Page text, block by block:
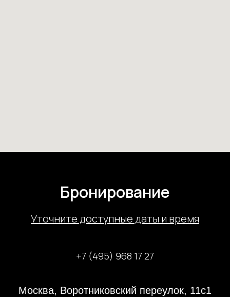
Бронирование
Уточните доступные даты и время
+7 (495) 968 17 27
Москва, Воротниковский переулок, 11с1